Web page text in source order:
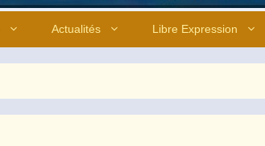
Actualités Libre Expression